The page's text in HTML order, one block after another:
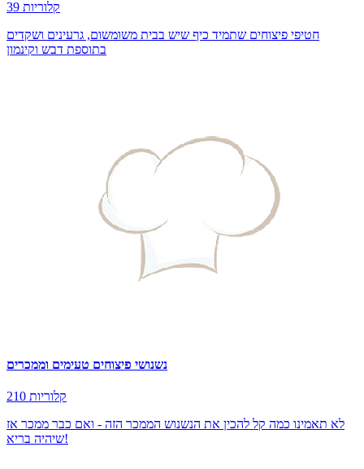
39 קלוריות
חטיפי פיצוחים שתמיד כיף שיש בבית משומשום, גרעינים ושקדים
בתוספת דבש וקינמון
נשנושי פיצוחים טעימים וממכרים
210 קלוריות
לא תאמינו כמה קל להכין את הנשנוש הממכר הזה - ואם כבר ממכר אז
שיהיה בריא!